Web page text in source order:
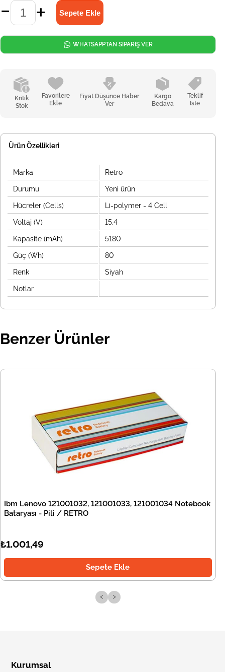
Kritik
Stok
Favorilere
Ekle
Fiyat Düşünce Haber
Ver
Kargo
Bedava
Teklif
İste
WHATSAPPTAN SİPARİŞ VER
Ürün Özellikleri
Marka Retro
Durumu Yeni ürün
Hücreler (Cells) Li-polymer - 4 Cell
Voltaj (V) 15.4
Kapasite (mAh) 5180
Güç (Wh) 80
Renk Siyah
Notlar
Benzer Ürünler
Ibm Lenovo 121001032, 121001033, 121001034 Notebook
Bataryası - Pili / RETRO
₺1.001,49
Sepete Ekle
‹ ›
Kurumsal